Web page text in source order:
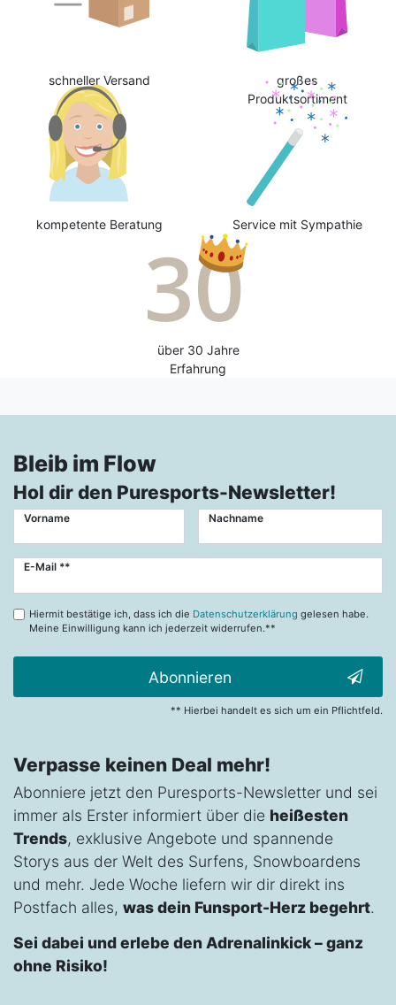
schneller Versand
großes
Produktsortiment
kompetente Beratung Service mit Sympathie
über 30 Jahre
Erfahrung
Bleib im Flow
Hol dir den Puresports-Newsletter!
Vorname Nachname
E-Mail **
Newsletter
Hiermit bestätige ich, dass ich die Datenschutzerklärung gelesen habe.
Meine Einwilligung kann ich jederzeit widerrufen.**
Abonnieren
** Hierbei handelt es sich um ein Pflichtfeld.
Verpasse keinen Deal mehr!
Abonniere jetzt den Puresports-Newsletter und sei
immer als Erster informiert über die heißesten
Trends, exklusive Angebote und spannende
Storys aus der Welt des Surfens, Snowboardens
und mehr. Jede Woche liefern wir dir direkt ins
Postfach alles, was dein Funsport-Herz begehrt.
Sei dabei und erlebe den Adrenalinkick – ganz
ohne Risiko!